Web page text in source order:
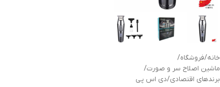
خانه/فروشگاه/
ماشین اصلاح سر و صورت/
برندهای اقتصادی/دی اس پی